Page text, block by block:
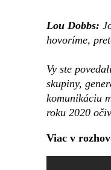
Lou Dobbs:
hovoríme,
Vy ste
skupiny,
komunikáciu
roku 2020
Viac v